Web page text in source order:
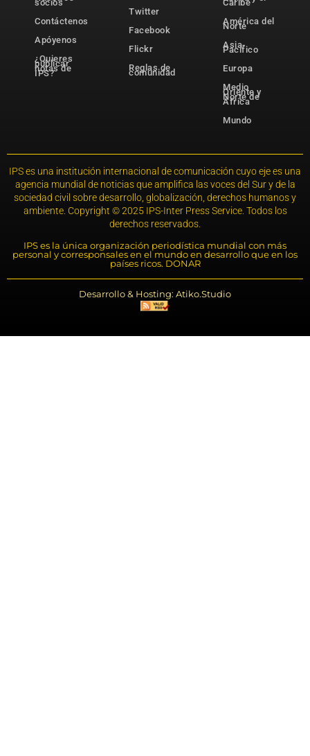
socios
Contáctenos
Apóyenos
¿Quieres
publicar
notas de
IPS?
Twitter
Facebook
Flickr
Reglas de
comunidad
Caribe
América del
Norte
Asia-
Pacífico
Europa
Medio
Oriente y
Norte de
África
Mundo
IPS es una institución internacional de comunicación cuyo eje es una
agencia mundial de noticias que amplifica las voces del Sur y de la
sociedad civil sobre desarrollo, globalización, derechos humanos y
ambiente. Copyright © 2025 IPS-Inter Press Service. Todos los
derechos reservados.
IPS es la única organización periodística mundial con más
personal y corresponsales en el mundo en desarrollo que en los
países ricos. DONAR
Desarrollo & Hosting: Atiko.Studio